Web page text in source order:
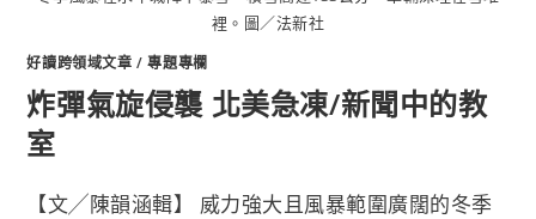
裡。圖／法新社
好讀跨領域文章 /專題專欄
炸彈氣旋侵襲 北美急凍/新聞中的教
室
【文╱陳韻涵輯】 威力強大且風暴範圍廣闊的冬季